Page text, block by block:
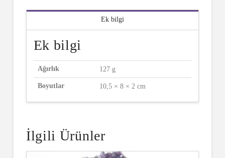
Ek bilgi
Ek bilgi
Ağırlık 127 g
Boyutlar 10,5 × 8 × 2 cm
İlgili Ürünler